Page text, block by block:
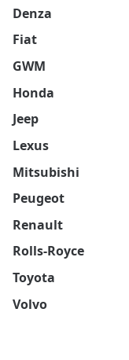
Denza
Fiat
GWM
Honda
Jeep
Lexus
Mitsubishi
Peugeot
Renault
Rolls-Royce
Toyota
Volvo